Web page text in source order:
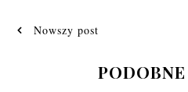
Nowszy post